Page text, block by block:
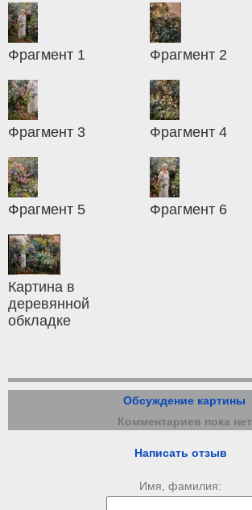
Фрагмент 1 Фрагмент 2
Фрагмент 3 Фрагмент 4
Фрагмент 5 Фрагмент 6
Картина в
деревянной
обкладке
Обсуждение картины
Комментариев пока нет
Написать отзыв
Имя, фамилия: